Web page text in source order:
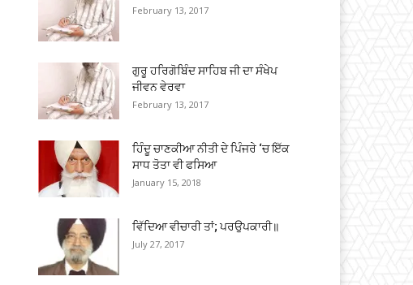
February 13, 2017
ਗੁਰੂ ਹਰਿਗੋਬਿੰਦ ਸਾਹਿਬ ਜੀ ਦਾ ਸੰਖੇਪ
ਜੀਵਨ ਵੇਰਵਾ
February 13, 2017
ਹਿੰਦੂ ਚਾਣਕੀਆ ਨੀਤੀ ਦੇ ਪਿੰਜਰੇ ‘ਚ ਇੱਕ
ਸਾਧ ਤੋਤਾ ਵੀ ਫਸਿਆ
January 15, 2018
ਵਿੱਦਿਆ ਵੀਚਾਰੀ ਤਾਂ; ਪਰਉਪਕਾਰੀ॥
July 27, 2017